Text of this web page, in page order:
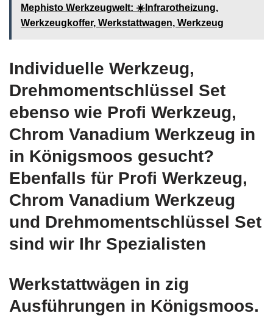
Mephisto Werkzeugwelt: ☀️Infrarotheizung,
Werkzeugkoffer, Werkstattwagen, Werkzeug
Individuelle Werkzeug,
Drehmomentschlüssel Set
ebenso wie Profi Werkzeug,
Chrom Vanadium Werkzeug in
in Königsmoos gesucht?
Ebenfalls für Profi Werkzeug,
Chrom Vanadium Werkzeug
und Drehmomentschlüssel Set
sind wir Ihr Spezialisten
Werkstattwägen in zig
Ausführungen in Königsmoos.